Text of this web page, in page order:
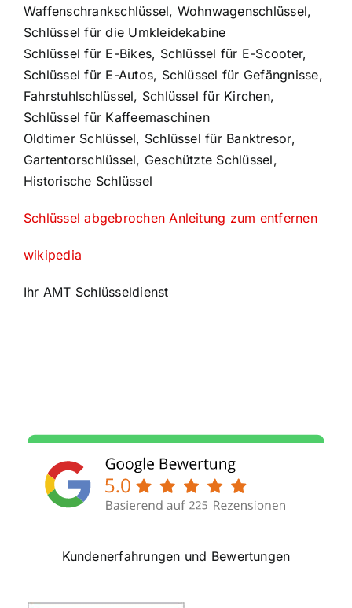
Waffenschrankschlüssel, Wohnwagenschlüssel,
Schlüssel für die Umkleidekabine
Schlüssel für E-Bikes, Schlüssel für E-Scooter,
Schlüssel für E-Autos, Schlüssel für Gefängnisse,
Fahrstuhlschlüssel, Schlüssel für Kirchen,
Schlüssel für Kaffeemaschinen
Oldtimer Schlüssel, Schlüssel für Banktresor,
Gartentorschlüssel, Geschützte Schlüssel,
Historische Schlüssel
Schlüssel abgebrochen Anleitung zum entfernen
wikipedia
Ihr AMT Schlüsseldienst
Kundenerfahrungen und Bewertungen